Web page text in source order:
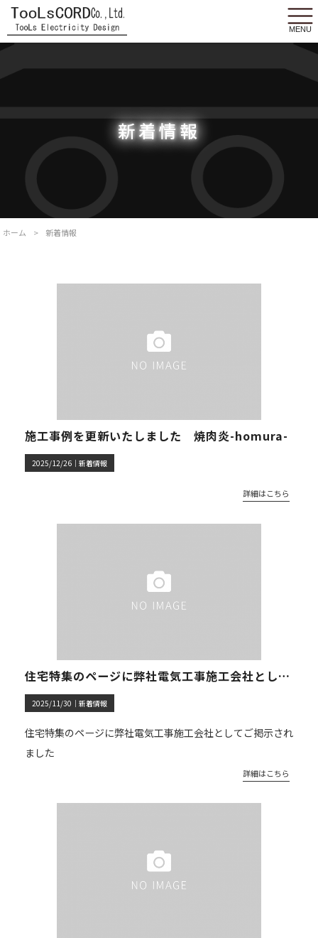
MENU
新着情報
ホーム > 新着情報
施工事例を更新いたしました 焼肉炎-homura-
2025/12/26｜ 新着情報
詳細はこちら
住宅特集のページに弊社電気工事施工会社としてご掲示されました。
2025/11/30｜ 新着情報
住宅特集のページに弊社電気工事施工会社としてご掲示され
ました
詳細はこちら